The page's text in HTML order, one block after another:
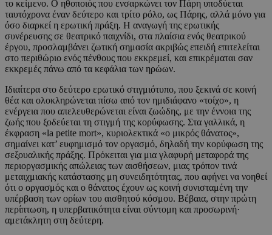
το κείμενο. Ο ηθοποιός που ενσαρκώνει τον Πάρη υποδύεται
ταυτόχρονα έναν δεύτερο και τρίτο ρόλο, ως Πάρης, αλλά μόνο για
όσο διαρκεί η ερωτική πράξη. Η αναγωγή της ερωτικής
συνέρευσης σε θεατρικό παιχνίδι, στα πλαίσια ενός θεατρικού
έργου, προσλαμβάνει ζωτική σημασία ακριβώς επειδή επιτελείται
στο περιθώριο ενός πένθους που εκκρεμεί, και επικρέμαται σαν
εκκρεμές πάνω από τα κεφάλια των ηρώων.
Ιδιαίτερα στο δεύτερο ερωτικό στιγμιότυπο, που ξεκινά σε κοινή
θέα και ολοκληρώνεται πίσω από τον ημιδιάφανο «τοίχο», η
ενέργεια που απελευθερώνεται είναι ζωώδης, με την έννοια της
ζωής που ξοδεύεται τη στιγμή της κορύφωσης. Στα γαλλικά, η
έκφραση «la petite mort», κυριολεκτικά «ο μικρός θάνατος»,
σημαίνει κατ’ ευφημισμό τον οργασμό, δηλαδή την κορύφωση της
σεξουαλικής πράξης. Πρόκειται για μια γλαφυρή μεταφορά της
περιοργασμικής απώλειας των αισθήσεων, μιας τρόπον τινά
μεταιχμιακής κατάστασης μη συνειδητότητας, που αφήνει να νοηθεί
ότι ο οργασμός και ο θάνατος έχουν ως κοινή συνισταμένη την
υπέρβαση των ορίων του αισθητού κόσμου. Βέβαια, στην πρώτη
περίπτωση, η υπερβατικότητα είναι σύντομη και προσωρινή·
αμετάκλητη στη δεύτερη.